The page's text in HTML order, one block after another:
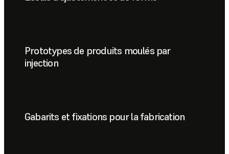
Prototypes de produits moulés par
injection
Gabarits et fixations pour la fabrication